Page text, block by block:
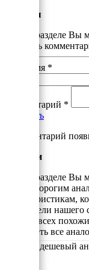
Отзывы
В этом разделе Вы
почитать
Ваше имя *
Комментарий *
Добавить
*Комментарий
Аналоги
В этом разделе Вы
самым дорогим
характеристикам,
посетители
данные всех
"Смотреть все
Самый дешевый